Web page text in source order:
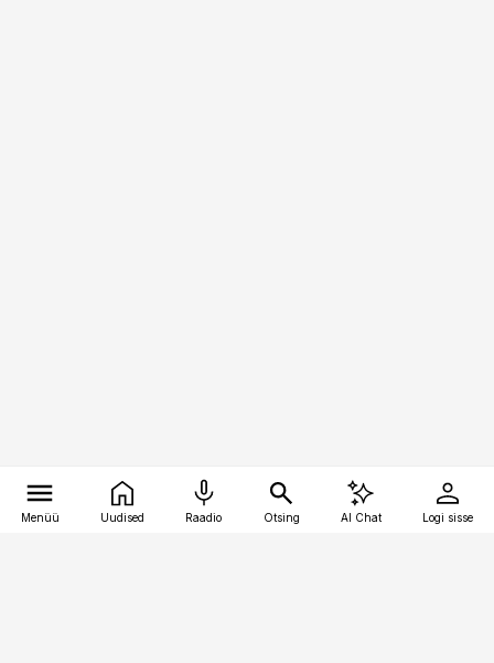
Menüü Uudised Raadio Otsing AI Chat Logi sisse